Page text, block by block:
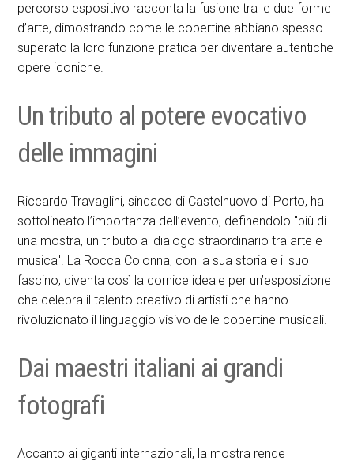
percorso espositivo racconta la fusione tra le due forme
d’arte, dimostrando come le copertine abbiano spesso
superato la loro funzione pratica per diventare autentiche
opere iconiche.
Un tributo al potere evocativo
delle immagini
Riccardo Travaglini, sindaco di Castelnuovo di Porto, ha
sottolineato l’importanza dell’evento, definendolo "più di
una mostra, un tributo al dialogo straordinario tra arte e
musica". La Rocca Colonna, con la sua storia e il suo
fascino, diventa così la cornice ideale per un’esposizione
che celebra il talento creativo di artisti che hanno
rivoluzionato il linguaggio visivo delle copertine musicali.
Dai maestri italiani ai grandi
fotografi
Accanto ai giganti internazionali, la mostra rende